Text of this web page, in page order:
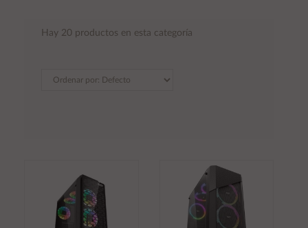
Hay 20 productos en esta categoría